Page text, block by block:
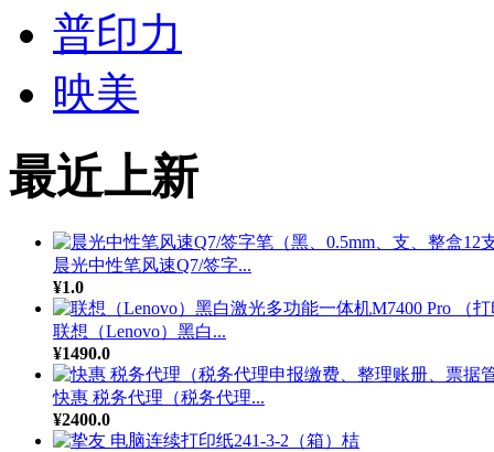
普印力
映美
最近上新
晨光中性笔风速Q7/签字...
¥1.0
联想（Lenovo）黑白...
¥1490.0
快惠 税务代理（税务代理...
¥2400.0